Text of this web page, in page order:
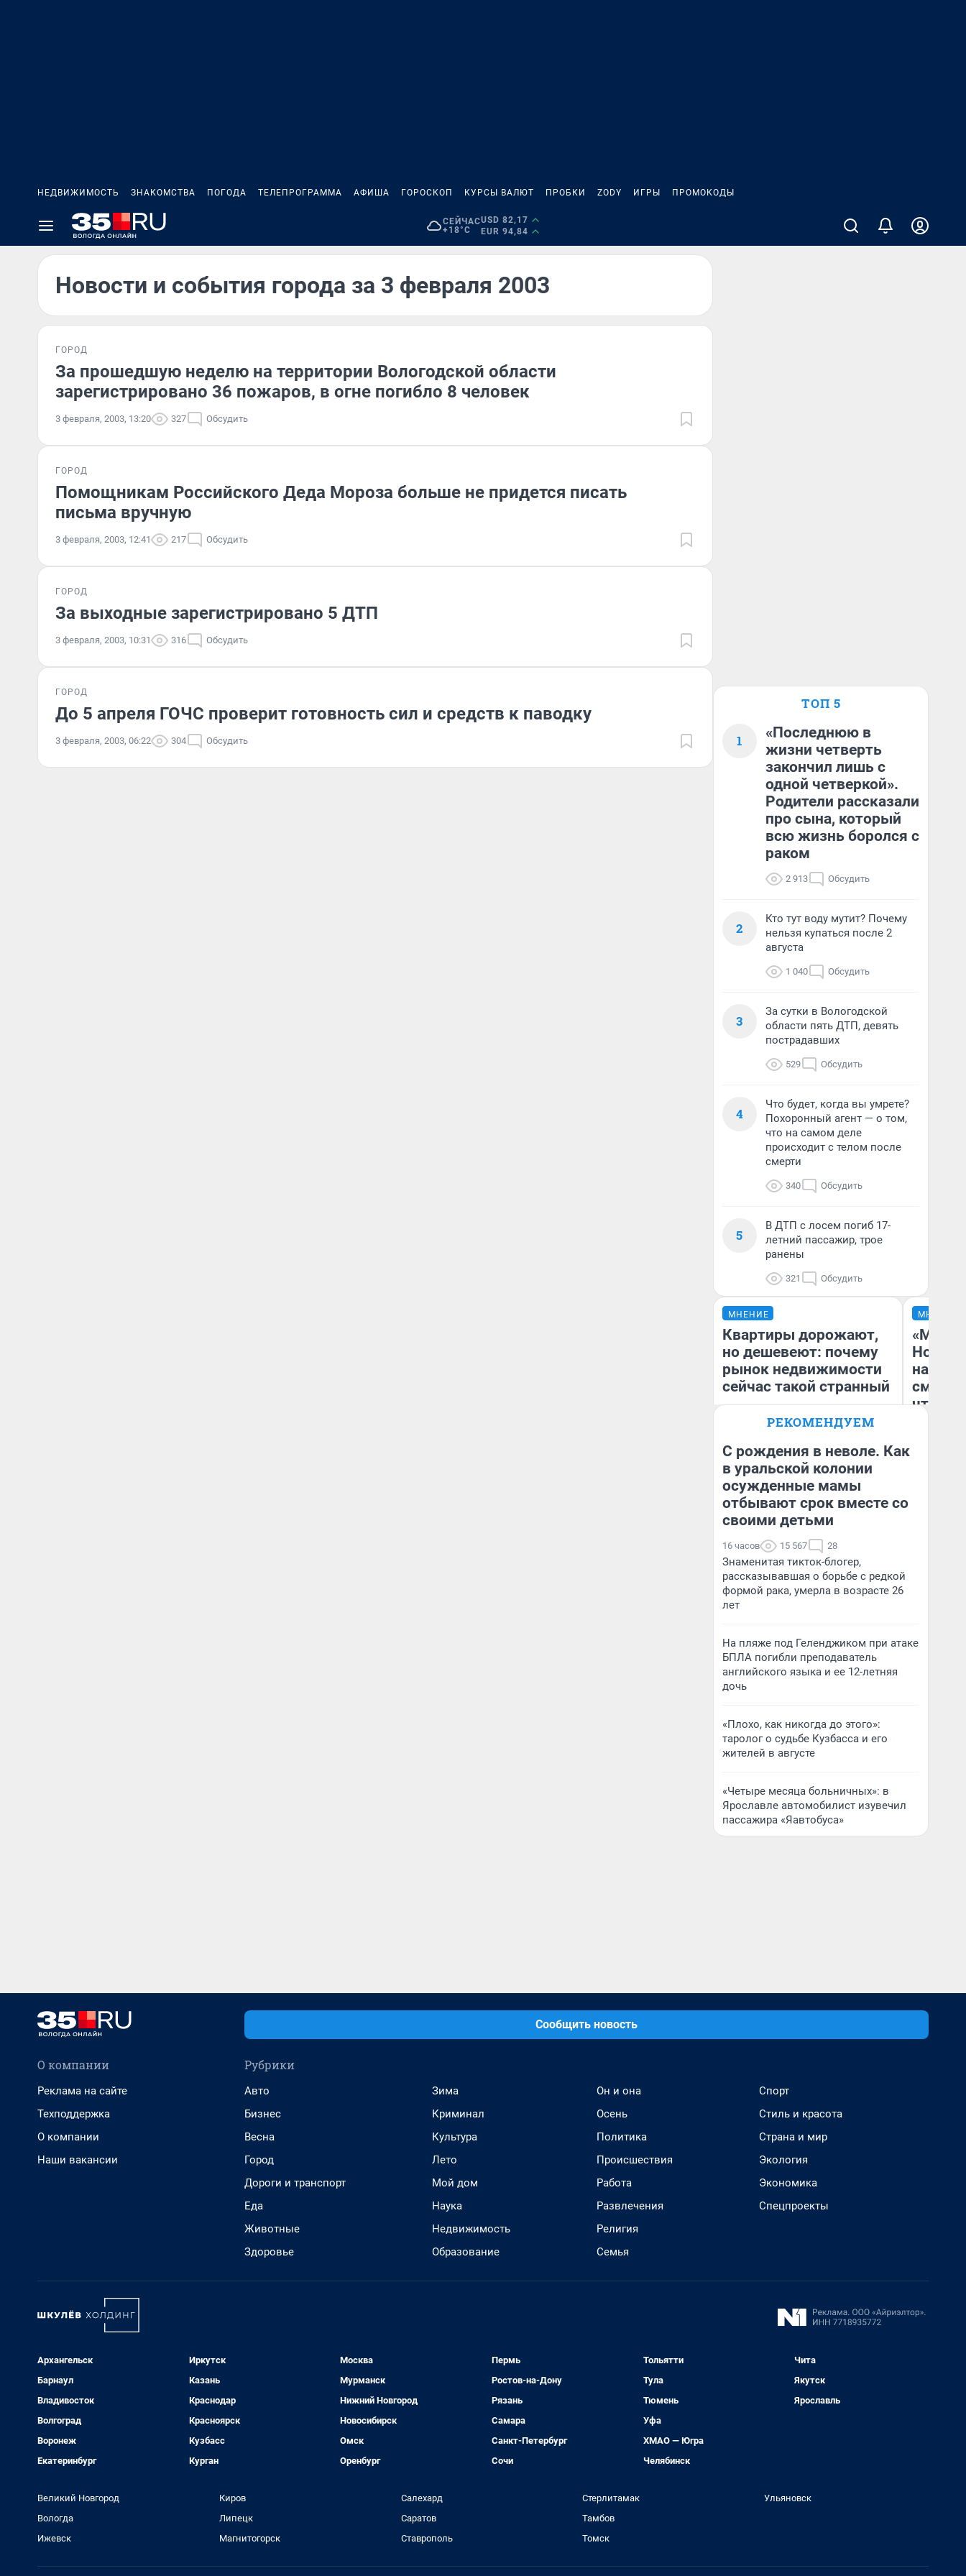
НЕДВИЖИМОСТЬ ЗНАКОМСТВА ПОГОДА ТЕЛЕПРОГРАММА АФИША ГОРОСКОП КУРСЫ ВАЛЮТ ПРОБКИ ZODY ИГРЫ ПРОМОКОДЫ
СЕЙЧАС
+18°C
USD 82,17
EUR 94,84
Новости и события города за 3 февраля 2003
ГОРОД
За прошедшую неделю на территории Вологодской области
зарегистрировано 36 пожаров, в огне погибло 8 человек
3 февраля, 2003, 13:20 327 Обсудить
ГОРОД
Помощникам Российского Деда Мороза больше не придется писать
письма вручную
3 февраля, 2003, 12:41 217 Обсудить
ГОРОД
За выходные зарегистрировано 5 ДТП
3 февраля, 2003, 10:31 316 Обсудить
ГОРОД
До 5 апреля ГОЧС проверит готовность сил и средств к паводку
3 февраля, 2003, 06:22 304 Обсудить
ТОП 5
1
«Последнюю в
жизни четверть
закончил лишь с
одной четверкой».
Родители рассказали
про сына, который
всю жизнь боролся с
раком
2 913 Обсудить
2
Кто тут воду мутит? Почему
нельзя купаться после 2
августа
1 040 Обсудить
3
За сутки в Вологодской
области пять ДТП, девять
пострадавших
529 Обсудить
4
Что будет, когда вы умрете?
Похоронный агент — о том,
что на самом деле
происходит с телом после
смерти
340 Обсудить
5
В ДТП с лосем погиб 17-
летний пассажир, трое
ранены
321 Обсудить
МНЕНИЕ
Квартиры дорожают,
но дешевеют: почему
рынок недвижимости
сейчас такой странный
Екатерина Торопова
директор агентства
недвижимости
МНЕНИЕ
«Мы
чтобы
РЕКОМЕНДУЕМ
С рождения в неволе. Как
в уральской колонии
осужденные мамы
отбывают срок вместе со
своими детьми
16 часов 15 567 28
Знаменитая тикток-блогер,
рассказывавшая о борьбе с редкой
формой рака, умерла в возрасте 26
лет
На пляже под Геленджиком при атаке
БПЛА погибли преподаватель
английского языка и ее 12-летняя
дочь
«Плохо, как никогда до этого»:
таролог о судьбе Кузбасса и его
жителей в августе
«Четыре месяца больничных»: в
Ярославле автомобилист изувечил
пассажира «Яавтобуса»
Сообщить новость
О компании
Реклама на сайте
Техподдержка
О компании
Наши вакансии
Рубрики
Авто
Бизнес
Весна
Город
Дороги и транспорт
Еда
Животные
Здоровье
Зима
Криминал
Культура
Лето
Мой дом
Наука
Недвижимость
Образование
Он и она
Осень
Политика
Происшествия
Работа
Развлечения
Религия
Семья
Спорт
Стиль и красота
Страна и мир
Экология
Экономика
Спецпроекты
Архангельск
Барнаул
Владивосток
Волгоград
Воронеж
Екатеринбург
Иркутск
Казань
Краснодар
Красноярск
Кузбасс
Курган
Москва
Мурманск
Нижний Новгород
Новосибирск
Омск
Оренбург
Пермь
Ростов-на-Дону
Рязань
Самара
Санкт-Петербург
Сочи
Тольятти
Тула
Тюмень
Уфа
ХМАО — Югра
Челябинск
Чита
Якутск
Ярославль
Великий Новгород
Вологда
Ижевск
Киров
Липецк
Магнитогорск
Салехард
Саратов
Ставрополь
Стерлитамак
Тамбов
Томск
Ульяновск